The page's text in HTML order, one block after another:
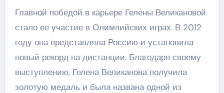
Главной победой в карьере Гелены Великановой
стало ее участие в Олимпийских играх. В 2012
году она представляла Россию и установила
новый рекорд на дистанции. Благодаря своему
выступлению, Гелена Великанова получила
золотую медаль и была названа одной из